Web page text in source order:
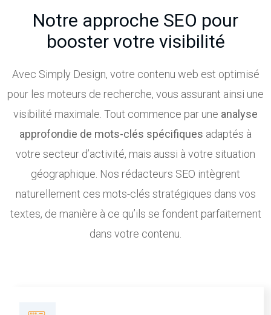
Notre approche SEO pour
booster votre visibilité
Avec Simply Design, votre contenu web est optimisé
pour les moteurs de recherche, vous assurant ainsi une
visibilité maximale. Tout commence par une analyse
approfondie de mots-clés spécifiques adaptés à
votre secteur d’activité, mais aussi à votre situation
géographique. Nos rédacteurs SEO intègrent
naturellement ces mots-clés stratégiques dans vos
textes, de manière à ce qu’ils se fondent parfaitement
dans votre contenu.